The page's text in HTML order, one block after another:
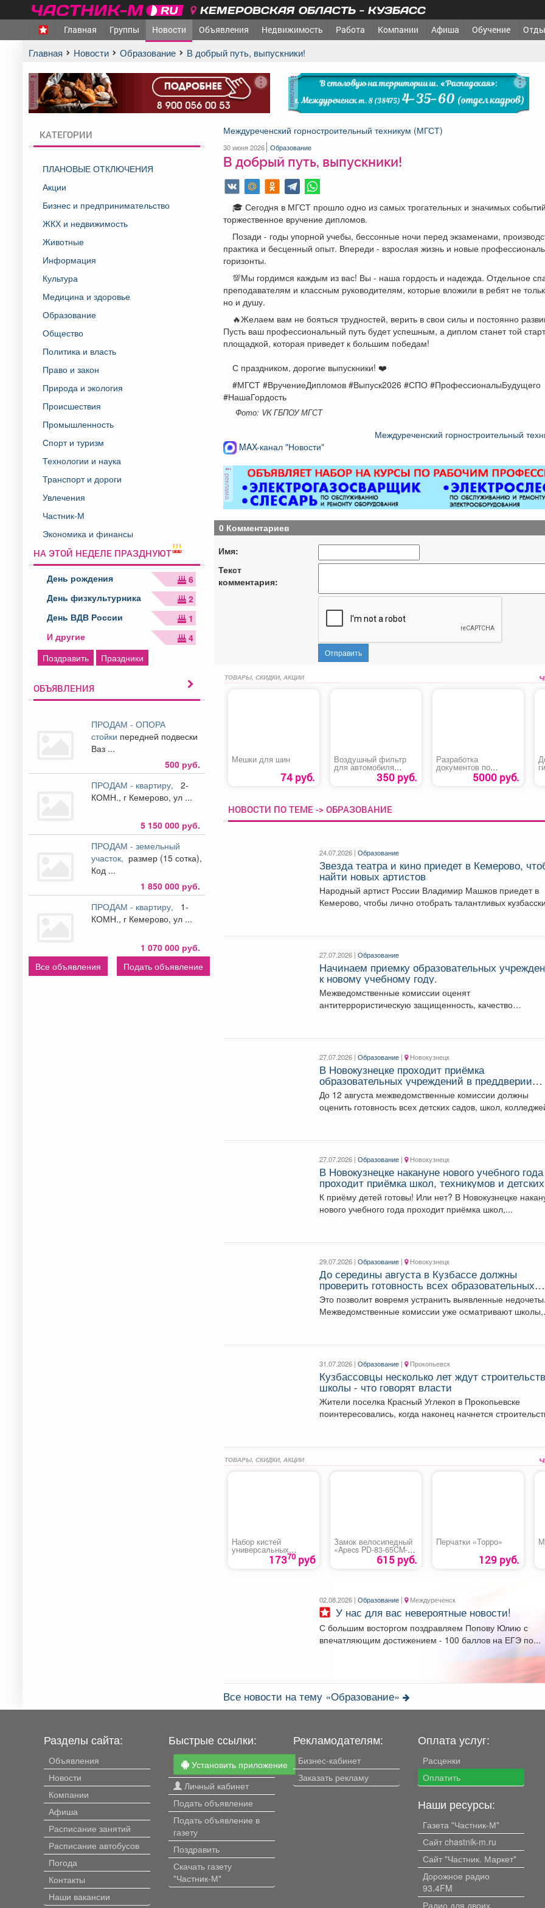
КЕМЕРОВСКАЯ ОБЛАСТЬ - КУЗБАСС
Главная Группы Новости Объявления Недвижимость Работа Компании Афиша Обучение
Главная Новости Образование В добрый путь, выпускники!
реклама реклама
КАТЕГОРИИ
ПЛАНОВЫЕ ОТКЛЮЧЕНИЯ
Акции
Бизнес и предпринимательство
ЖКХ и недвижимость
Животные
Информация
Культура
Медицина и здоровье
Образование
Общество
Политика и власть
Право и закон
Природа и экология
Происшествия
Промышленность
Спорт и туризм
Технологии и наука
Транспорт и дороги
Увлечения
Частник-М
Экономика и финансы
НА ЭТОЙ НЕДЕЛЕ ПРАЗДНУЮТ
День рождения
6
День физкультурника
2
День ВДВ России
1
И другие
4
Поздравить
Праздники
ОБЪЯВЛЕНИЯ
ПРОДАМ - ОПОРА
стойки передней подвески
Ваз ...
500 руб.
ПРОДАМ - квартиру,
2-
КОМН., г Кемерово, ул ...
5 150 000 руб.
ПРОДАМ - земельный
участок, размер (15 сотка),
Код ...
1 850 000 руб.
ПРОДАМ - квартиру,
1-
КОМН., г Кемерово, ул ...
1 070 000 руб.
Все объявления
Подать объявление
Междуреченский горностроительный техникум (МГСТ)
30 июня 2026 Образование
В добрый путь, выпускники!
🎓 Сегодня в МГСТ прошло одно из самых трогательных и значимых
торжественное вручение дипломов.
Позади - годы упорной учебы, бессонные ночи перед экзаменами,
практика и бесценный опыт. Впереди - взрослая жизнь и новые
горизонты.
💯Мы гордимся каждым из вас! Вы - наша гордость и надежда. Отдельное
преподавателям и классным руководителям, которые вложили в ребят не
но и душу.
🔥Желаем вам не бояться трудностей, верить в свои силы и постоянно
Пусть ваш профессиональный путь будет успешным, а диплом станет той
площадкой, которая приведет к большим победам!
С праздником, дорогие выпускники! ❤️
#МГСТ #ВручениеДипломов #Выпуск2026 #СПО #ПрофессионалыБудущего
#НашаГордость
Фото: VK ГБПОУ МГСТ
Междуреченский горностроительный
MAX-канал "Новости"
реклама
0 Комментариев
Имя:
Текст
комментария:
Отправить
ТОВАРЫ, СКИДКИ, АКЦИИ
Мешки для шин
74 руб.
Воздушный фильтр
для автомобиля
«Chevrolet Lacetti»
350 руб.
Разработка
документов по
пожарной
безопасности5000 руб.
НОВОСТИ ПО ТЕМЕ -> ОБРАЗОВАНИЕ
24.07.2026 |Образование
Звезда театра и кино приедет в Кемерово,
найти новых артистов
Народный артист России Владимир Машков приедет в
Кемерово, чтобы лично отобрать талантливых
27.07.2026 |Образование
Начинаем приемку образовательных
к новому учебному году.
Межведомственные комиссии оценят
антитеррористическую защищенность, качество
27.07.2026 |Образование | Новокузнецк
В Новокузнецке проходит приёмка
образовательных учреждений в преддверии
нового учебного года.
До 12 августа межведомственные комиссии должны
оценить готовность всех детских садов, школ,
27.07.2026 |Образование | Новокузнецк
В Новокузнецке накануне нового учебного года
проходит приёмка школ, техникумов и детских
садов.
К приёму детей готовы! Или нет? В Новокузнецке
нового учебного года проходит приёмка школ,...
29.07.2026 |Образование | Новокузнецк
До середины августа в Кузбассе должны
проверить готовность всех образовательных
учреждений к учебному году.
Это позволит вовремя устранить выявленные недочеты.
Межведомственные комиссии уже осматривают школы,
31.07.2026 |Образование | Прокопьевск
Кузбассовцы несколько лет ждут
школы - что говорят власти
Жители поселка Красный Углекоп в Прокопьевске
поинтересовались, когда наконец начнется
ТОВАРЫ, СКИДКИ, АКЦИИ
Набор кистей
универсальных
«Zolder» 17370руб
Замок велосипедный
«Apecs PD-83-65CM-
CODE» 615 руб.
Перчатки «Торро»
129 руб.
02.08.2026 |Образование | Междуреченск
У нас для вас невероятные новости!
С большим восторгом поздравляем Попову Юлию с
впечатляющим достижением - 100 баллов на ЕГЭ по...
Все новости на тему «Образование»
Разделы сайта:
Объявления
Новости
Компании
Афиша
Расписание занятий
Расписание автобусов
Погода
Контакты
Наши вакансии
Быстрые ссылки:
Установить приложение
Личный кабинет
Подать объявление
Подать объявление в
газету
Поздравить
Скачать газету
"Частник-М"
Рекламодателям:
Бизнес-кабинет
Заказать рекламу
Оплата услуг:
Расценки
Оплатить
Наши ресурсы:
Газета "Частник-М"
Сайт chastnik-m.ru
Сайт "Частник. Маркет"
Дорожное радио
93.4FM
Радио для двоих